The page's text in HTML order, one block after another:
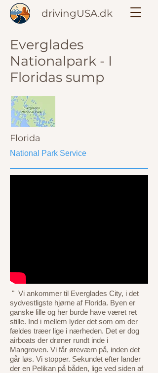
drivingUSA.dk
Everglades
Nationalpark - I
Floridas sump
Florida
National Park Service
" Vi ankommer til Everglades City, i det
sydvestligste hjørne af Florida. Byen er
ganske lille og her burde have været ret
stille. Ind i mellem lyder det som om der
fældes træer lige i nærheden. Det er dog
airboats der drøner rundt inde i
Mangroven. Vi får øreværn på, inden det
går løs. Vi stopper. Sekundet efter lander
der en Pelikan på båden, lige ved siden af